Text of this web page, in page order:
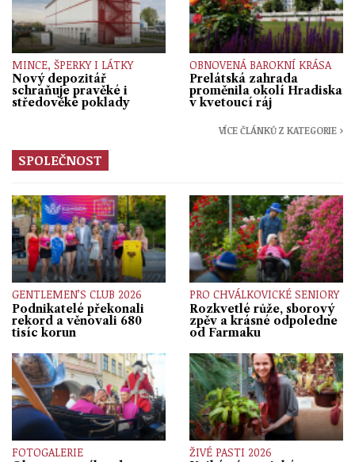
MINCE, ŠPERKY I LÁTKY
Nový depozitář
schraňuje pravěké i
středověké poklady
OBNOVENÁ BAROKNÍ KRÁSA
Prelátská zahrada
proměnila okolí Hradiska
v kvetoucí ráj
VÍCE ČLÁNKŮ Z KATEGORIE ›
SPOLEČNOST
GENTLEMEN’S CLUB 2026
Podnikatelé překonali
rekord a věnovali 680
tisíc korun
PRO CHVÁLKOVICKÉ SENIORY
Rozkvetlé růže, sborový
zpěv a krásné odpoledne
od Farmaku
FOTOGALERIE ŽIVÉ PASTI 2026